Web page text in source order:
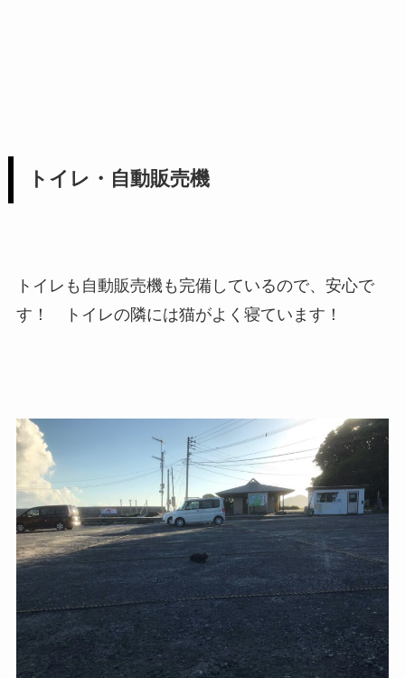
トイレ・自動販売機
トイレも自動販売機も完備しているので、安心で
す！ トイレの隣には猫がよく寝ています！